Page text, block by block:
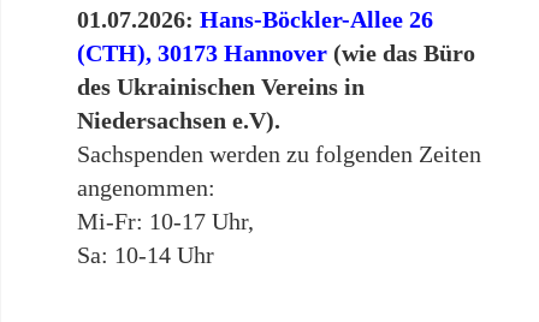
01.07.2026: Hans-Böckler-Allee 26
(CTH), 30173 Hannover (wie das Büro
des Ukrainischen Vereins in
Niedersachsen e.V).
Sachspenden werden zu folgenden Zeiten
angenommen:
Mi-Fr: 10-17 Uhr,
Sa: 10-14 Uhr